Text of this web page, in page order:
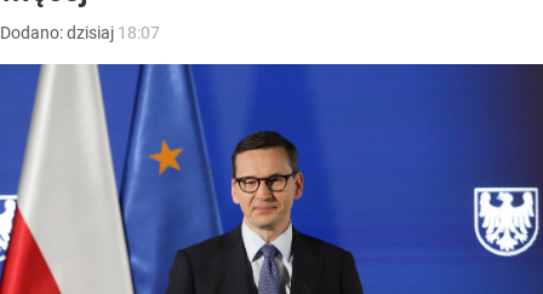
Dodano:dzisiaj 18:07